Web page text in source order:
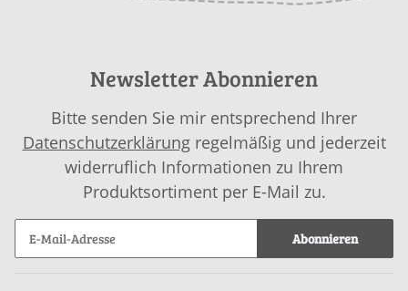
Newsletter Abonnieren
Bitte senden Sie mir entsprechend Ihrer
Datenschutzerklärungregelmäßig und jederzeit
widerruflich Informationen zu Ihrem
Produktsortiment per E-Mail zu.
Abonnieren